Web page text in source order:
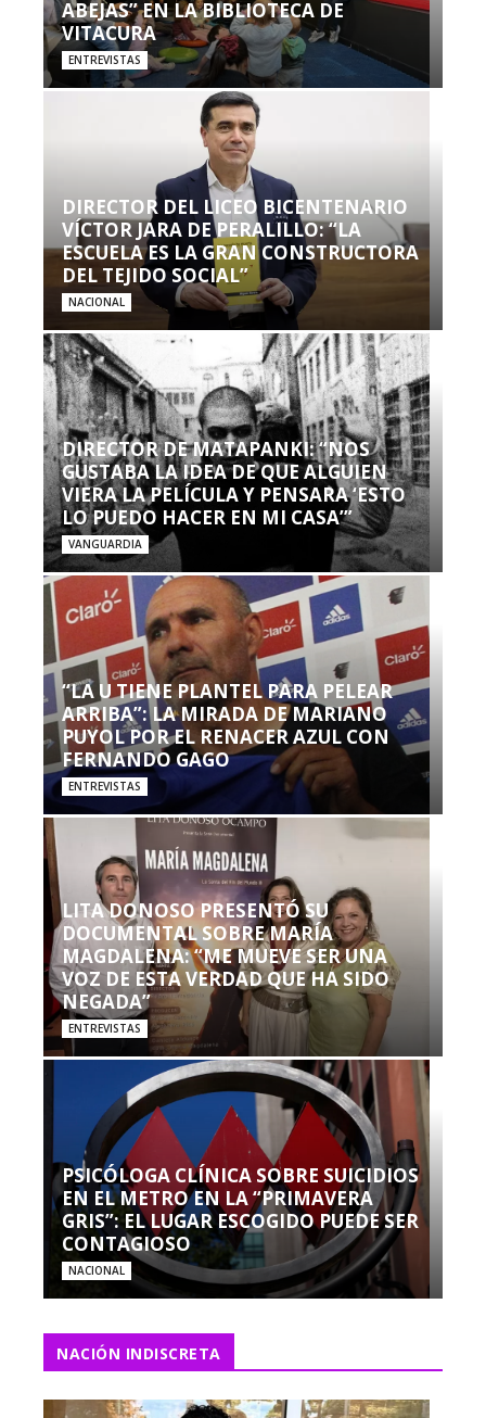
ABEJAS” EN LA BIBLIOTECA DE
VITACURA
ENTREVISTAS
DIRECTOR DEL LICEO BICENTENARIO
VÍCTOR JARA DE PERALILLO: “LA
ESCUELA ES LA GRAN CONSTRUCTORA
DEL TEJIDO SOCIAL”
NACIONAL
DIRECTOR DE MATAPANKI: “NOS
GUSTABA LA IDEA DE QUE ALGUIEN
VIERA LA PELÍCULA Y PENSARA ‘ESTO
LO PUEDO HACER EN MI CASA’”
VANGUARDIA
“LA U TIENE PLANTEL PARA PELEAR
ARRIBA”: LA MIRADA DE MARIANO
PUYOL POR EL RENACER AZUL CON
FERNANDO GAGO
ENTREVISTAS
LITA DONOSO PRESENTÓ SU
DOCUMENTAL SOBRE MARÍA
MAGDALENA: “ME MUEVE SER UNA
VOZ DE ESTA VERDAD QUE HA SIDO
NEGADA”
ENTREVISTAS
PSICÓLOGA CLÍNICA SOBRE SUICIDIOS
EN EL METRO EN LA “PRIMAVERA
GRIS”: EL LUGAR ESCOGIDO PUEDE SER
CONTAGIOSO
NACIONAL
NACIÓN INDISCRETA